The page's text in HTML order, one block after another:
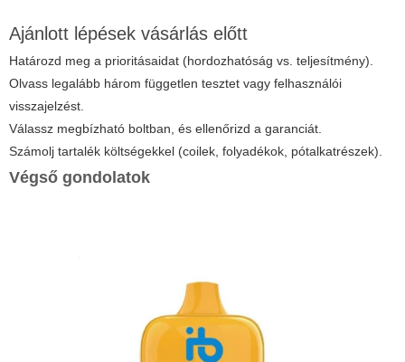
Ajánlott lépések vásárlás előtt
Határozd meg a prioritásaidat (hordozhatóság vs. teljesítmény).
Olvass legalább három független tesztet vagy felhasználói
visszajelzést.
Válassz megbízható boltban, és ellenőrizd a garanciát.
Számolj tartalék költségekkel (coilek, folyadékok, pótalkatrészek).
Végső gondolatok